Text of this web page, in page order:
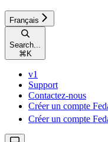
Français
Search...
⌘ K
v1
Support
Contactez-nous
Créer un compte
Créer un compte